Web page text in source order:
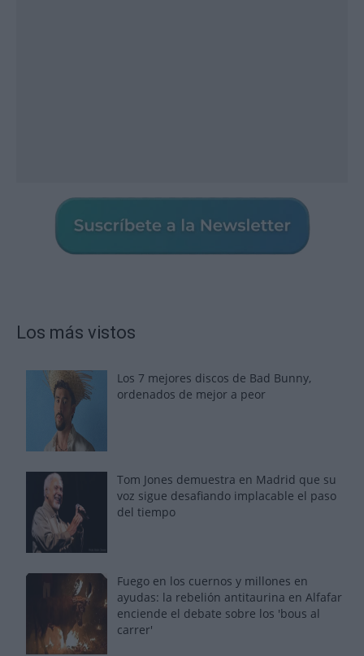
Los más vistos
Los 7 mejores discos de Bad Bunny,
ordenados de mejor a peor
Tom Jones demuestra en Madrid que su
voz sigue desafiando implacable el paso
del tiempo
Fuego en los cuernos y millones en
ayudas: la rebelión antitaurina en Alfafar
enciende el debate sobre los 'bous al
carrer'